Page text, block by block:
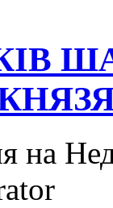
на